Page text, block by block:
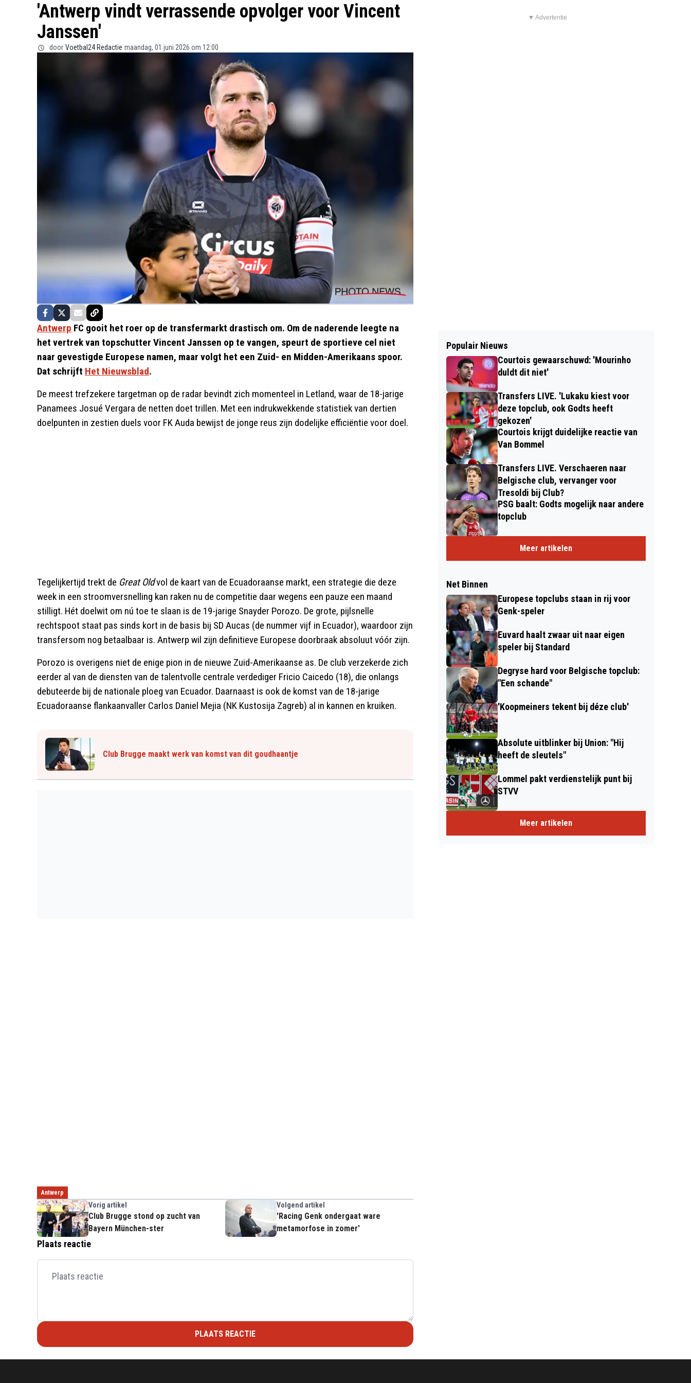
'Antwerp vindt verrassende opvolger voor Vincent
Janssen'
door Voetbal24 Redactie maandag, 01 juni 2026 om 12:00
Antwerp FC gooit het roer op de transfermarkt drastisch om. Om de naderende leegte na
het vertrek van topschutter Vincent Janssen op te vangen, speurt de sportieve cel niet
naar gevestigde Europese namen, maar volgt het een Zuid- en Midden-Amerikaans spoor.
Dat schrijft Het Nieuwsblad.
De meest trefzekere targetman op de radar bevindt zich momenteel in Letland, waar de 18-jarige
Panamees Josué Vergara de netten doet trillen. Met een indrukwekkende statistiek van dertien
doelpunten in zestien duels voor FK Auda bewijst de jonge reus zijn dodelijke efficiëntie voor doel.
Tegelijkertijd trekt de Great Oldvol de kaart van de Ecuadoraanse markt, een strategie die deze
week in een stroomversnelling kan raken nu de competitie daar wegens een pauze een maand
stilligt. Hét doelwit om nú toe te slaan is de 19-jarige Snayder Porozo. De grote, pijlsnelle
rechtspoot staat pas sinds kort in de basis bij SD Aucas (de nummer vijf in Ecuador), waardoor zijn
transfersom nog betaalbaar is. Antwerp wil zijn definitieve Europese doorbraak absoluut vóór zijn.
Porozo is overigens niet de enige pion in de nieuwe Zuid-Amerikaanse as. De club verzekerde zich
eerder al van de diensten van de talentvolle centrale verdediger Fricio Caicedo (18), die onlangs
debuteerde bij de nationale ploeg van Ecuador. Daarnaast is ook de komst van de 18-jarige
Ecuadoraanse flankaanvaller Carlos Daniel Mejia (NK Kustosija Zagreb) al in kannen en kruiken.
Club Brugge maakt werk van komst van dit goudhaantje
Antwerp
Vorig artikel
Club Brugge stond op zucht van
Bayern München-ster
Volgend artikel
'Racing Genk ondergaat ware
metamorfose in zomer'
Plaats reactie
PLAATS REACTIE
▼ Advertentie
Populair Nieuws
Courtois gewaarschuwd: 'Mourinho
duldt dit niet'
Transfers LIVE. 'Lukaku kiest voor
deze topclub, ook Godts heeft
gekozen'
Courtois krijgt duidelijke reactie van
Van Bommel
Transfers LIVE. Verschaeren naar
Belgische club, vervanger voor
Tresoldi bij Club?
PSG baalt: Godts mogelijk naar andere
topclub
Meer artikelen
Net Binnen
Europese topclubs staan in rij voor
Genk-speler
Euvard haalt zwaar uit naar eigen
speler bij Standard
Degryse hard voor Belgische topclub:
"Een schande"
'Koopmeiners tekent bij déze club'
Absolute uitblinker bij Union: "Hij
heeft de sleutels"
Lommel pakt verdienstelijk punt bij
STVV
Meer artikelen